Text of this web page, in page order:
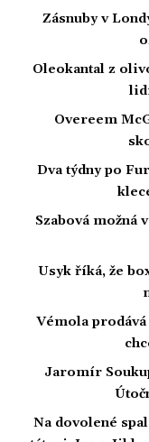
Zásnuby v
Oleokantal z
Overeem
Dva týdny po
Szabová možná
Usyk říká, že
Vémola prodává
Jaromír
Na dovolené